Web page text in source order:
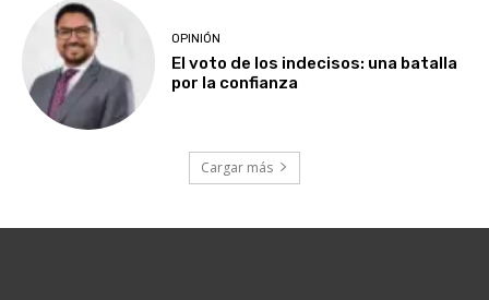
OPINIÓN
El voto de los indecisos: una batalla
por la confianza
Cargar más